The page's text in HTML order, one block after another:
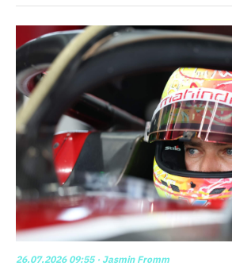
26.07.2026 09:55· Jasmin Fromm